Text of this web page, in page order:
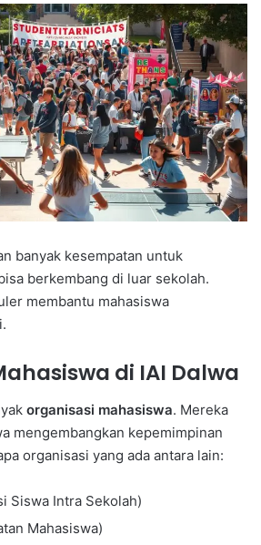
banyak kesempatan untuk
berkembang di luar sekolah.
membantu mahasiswa
di IAI Dalwa
organisasi mahasiswa. Mereka
mengembangkan kepemimpinan
organisasi yang ada antara lain:
Siswa Intra Sekolah)
Mahasiswa)